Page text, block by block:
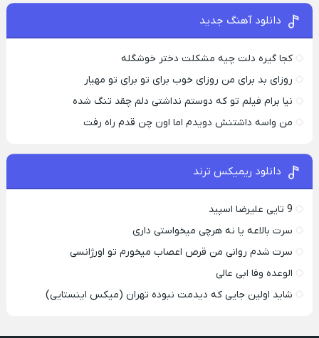
دانلود آهنگ جدید
کجا گیره دلت چیه مشکلت دختر خوشگله
روزای بد برای من روزای خوب برای تو برای تو مهیار
نیا برام فیلم تو که دوستم نداشتی دلم چقد تنگ شده
من واسه داشتنش دویدم اما اون چن قدم راه رفت
دانلود ریمیکس ترند
9 تایی علیرضا اسپید
سرت بالاعه یا نه هرچی میخواستی داری
سرت شدم روانی من قرص اعصاب میخورم تو اورژانسی
الوعده وفا ابی عالی
شاید اولین جایی که دیدمت نبوده تهران (میکس اینستایی)